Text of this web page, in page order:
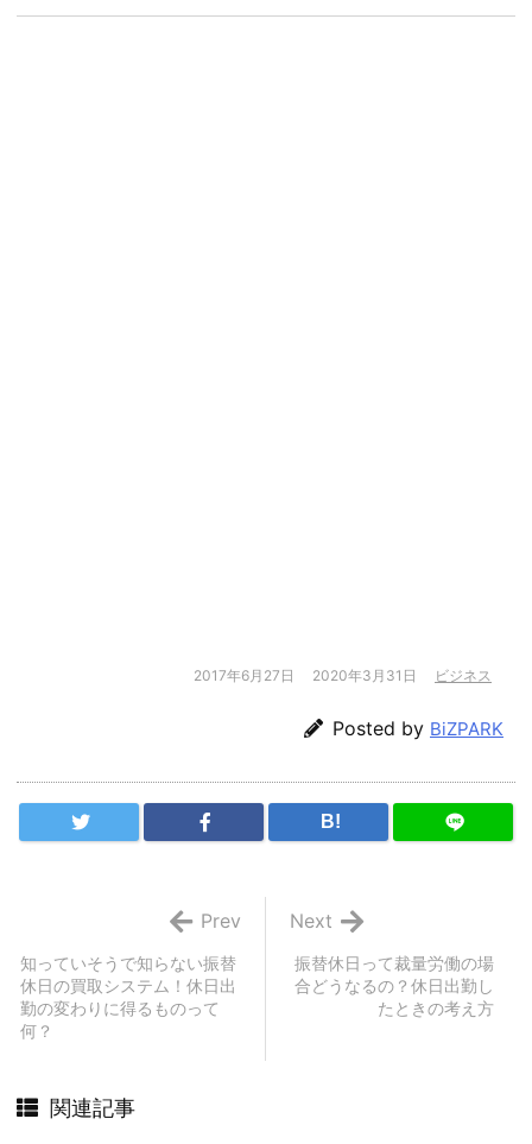
2017年6月27日 2020年3月31日 ビジネス
Posted by BiZPARK
B!
振替休日って裁量労働の場
合どうなるの？休日出勤し
たときの考え方
Next
知っていそうで知らない振替
休日の買取システム！休日出
勤の変わりに得るものって
何？
Prev
関連記事